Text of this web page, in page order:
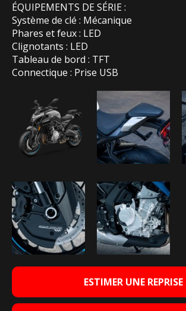
ÉQUIPEMENTS DE SÉRIE :
Système de clé : Mécanique
Phares et feux : LED
Clignotants : LED
Tableau de bord : TFT
Connectique : Prise USB
ESTIMER UNE REPRISE